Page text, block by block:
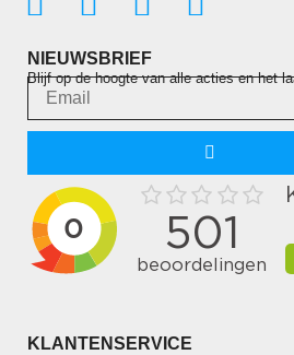
NIEUWSBRIEF
Blijf op de hoogte van alle acties en het
KLANTENSERVICE